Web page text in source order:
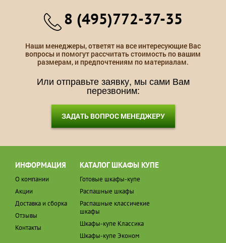
8 (495)772-37-35
Наши менеджеры, ответят на все интересующие Вас
вопросы и помогут рассчитать стоимость по вашим
размерам, и предпочтениям по материалам.
Или отправьте заявку, мы сами Вам
перезвоним:
ЗАДАТЬ ВОПРОС МЕНЕДЖЕРУ
ИНФОРМАЦИЯ
О компании
Акции
Доставка и сборка
Отзывы
Контакты
КАТАЛОГ ШКАФЫ КУПЕ
Готовые шкафы-купе
Распашные шкафы
Распашные классичекие
шкафы
Шкафы-купе Классика
Шкафы-купе Эконом